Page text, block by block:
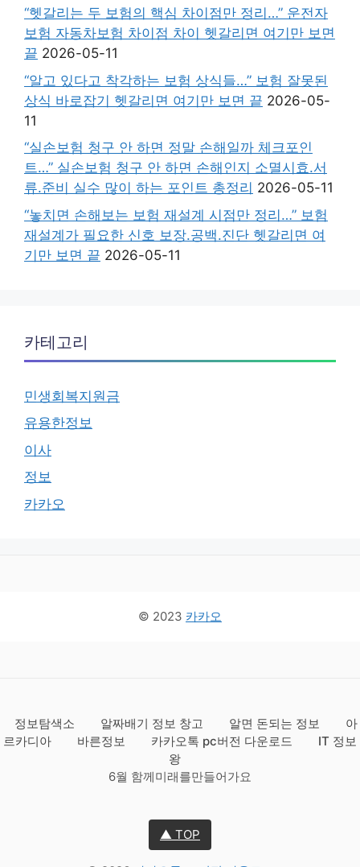
“헷갈리는 두 보험의 핵심 차이점만 정리…” 운전자
보험 자동차보험 차이점 차이 헷갈리면 여기만 보면
끝 2026-05-11
“알고 있다고 착각하는 보험 상식들…” 보험 잘못된
상식 바로잡기 헷갈리면 여기만 보면 끝 2026-05-
11
“실손보험 청구 안 하면 정말 손해일까 체크포인
트…” 실손보험 청구 안 하면 손해인지 소멸시효.서
류.준비 실수 많이 하는 포인트 총정리 2026-05-11
“놓치면 손해보는 보험 재설계 시점만 정리…” 보험
재설계가 필요한 신호 보장.공백.진단 헷갈리면 여
기만 보면 끝 2026-05-11
카테고리
민생회복지원금
유용한정보
이사
정보
카카오
© 2023 카카오
정보탐색소 알짜배기 정보 창고 알면 돈되는 정보
아
르카디아
바른정보 카카오톡 pc버전 다운로드
IT 정보
왕
6월 함께미래를만들어가요
▲ TOP